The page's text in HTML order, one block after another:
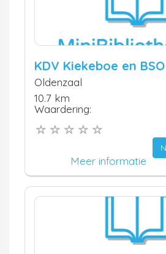
KDV Kiekeboe en
Oldenzaal
10.7 km
Waardering:
Meer informatie